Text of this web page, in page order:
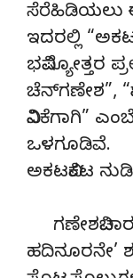
ಸೆರೆಹಿಡಿಯಲು
ಇದರಲ್ಲಿ
ಭವಿಷ್ಯೋತ್ತರ
ಚೆನ್‍ಗಣೇಶ”,
ವಿನಿಕೆಗಾಗಿ”
ಒಳಗೂಡಿವೆ.
ಅಕಟವಿಕಟ
ಹದಿನೂರನೇ’